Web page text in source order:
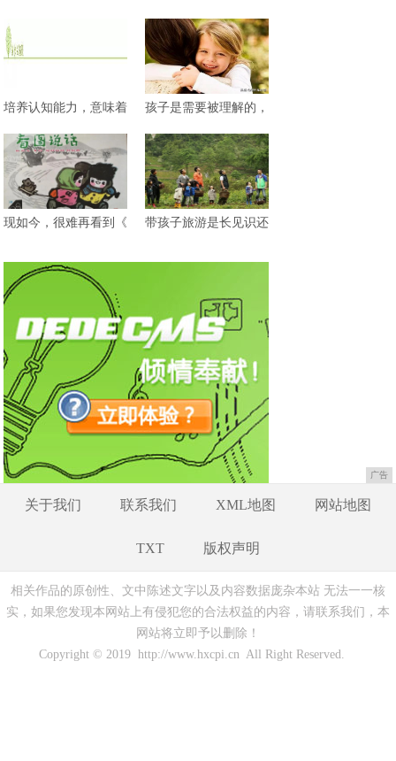
培养认知能力，意味着 孩子是需要被理解的，
现如今，很难再看到《 带孩子旅游是长见识还
广告
关于我们 联系我们 XML地图 网站地图
TXT 版权声明
相关作品的原创性、文中陈述文字以及内容数据庞杂本站 无法一一核
实，如果您发现本网站上有侵犯您的合法权益的内容，请联系我们，本
网站将立即予以删除！
Copyright © 2019 http://www.hxcpi.cn All Right Reserved.